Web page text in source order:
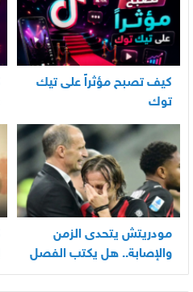
كيف تصبح مؤثراً على تيك
توك
مودريتش يتحدى الزمن
والإصابة.. هل يكتب الفصل
الأخير في أسطورته